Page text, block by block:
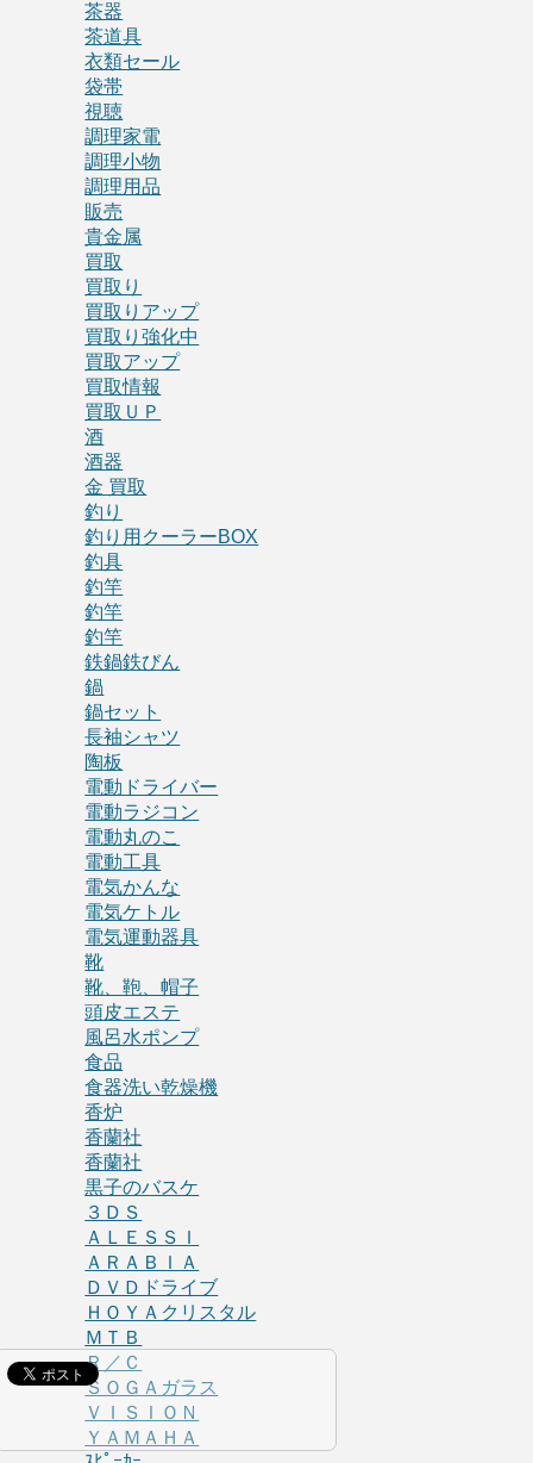
茶器
茶道具
衣類セール
袋帯
視聴
調理家電
調理小物
調理用品
販売
貴金属
買取
買取り
買取りアップ
買取り強化中
買取アップ
買取情報
買取ＵＰ
酒
酒器
金 買取
釣り
釣り用クーラーBOX
釣具
釣竿
釣竿
釣竿
鉄鍋鉄びん
鍋
鍋セット
長袖シャツ
陶板
電動ドライバー
電動ラジコン
電動丸のこ
電動工具
電気かんな
電気ケトル
電気運動器具
靴
靴、鞄、帽子
頭皮エステ
風呂水ポンプ
食品
食器洗い乾燥機
香炉
香蘭社
香蘭社
黒子のバスケ
３ＤＳ
ＡＬＥＳＳＩ
ＡＲＡＢＩＡ
ＤＶＤドライブ
ＨＯＹＡクリスタル
ＭＴＢ
Ｒ／Ｃ
ＳＯＧＡガラス
ＶＩＳＩＯＮ
ＹＡＭＡＨＡ